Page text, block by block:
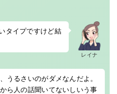
レイナ
タイプですけど結
うるさいのがダメなんだよ。
ら人の話聞いてないしいう事